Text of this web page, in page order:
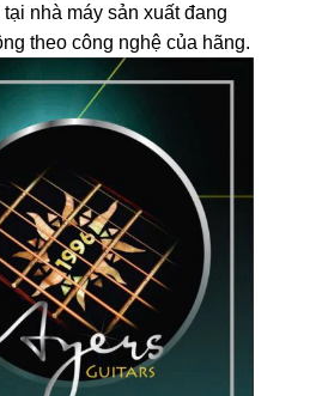
nhà máy sản xuất đang
theo công nghệ của hãng.